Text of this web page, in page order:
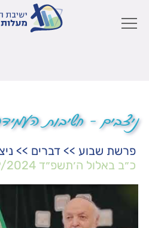
ניצבים – חשיבות
פרשת שבוע >> דברים >>
כ״ב באלול ה׳תשפ״ד 2024